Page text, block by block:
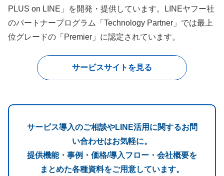
PLUS on LINE」を開発・提供しています。LINEヤフー社
のパートナープログラム「Technology Partner」では最上
位グレードの「Premier」に認定されています。
サービスサイトを見る
サービス導入のご相談やLINE活用に関するお問
い合わせはお気軽に。
提供機能・事例・価格/導入フロー・会社概要を
まとめた各種資料をご用意しています。